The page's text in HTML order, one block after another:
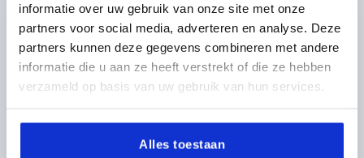
informatie over uw gebruik van onze site met onze
partners voor social media, adverteren en analyse. Deze
partners kunnen deze gegevens combineren met andere
informatie die u aan ze heeft verstrekt of die ze hebben
verzameld op basis van uw gebruik van hun services.
Alles toestaan
K1518 A